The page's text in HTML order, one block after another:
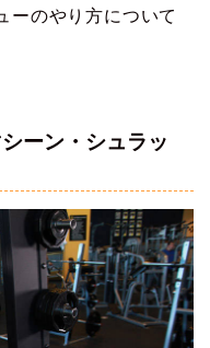
ーのやり方について
ーン・シュラッ